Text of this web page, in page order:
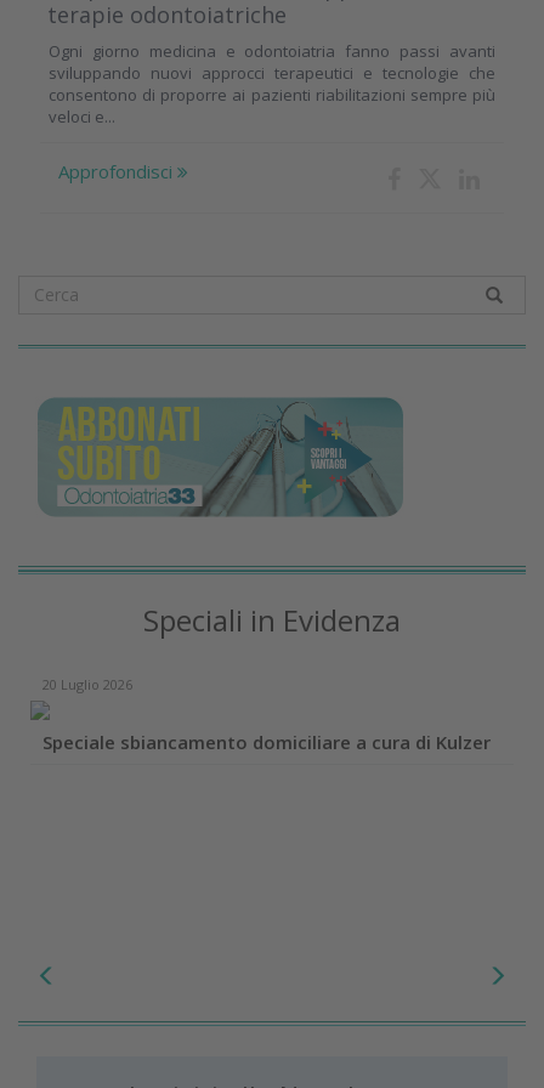
terapie odontoiatriche
Ogni giorno medicina e odontoiatria fanno passi avanti
sviluppando nuovi approcci terapeutici e tecnologie che
consentono di proporre ai pazienti riabilitazioni sempre più
veloci e...
Approfondisci
Speciali in Evidenza
20 Luglio 2026
Speciale sbiancamento domiciliare a cura di Kulzer